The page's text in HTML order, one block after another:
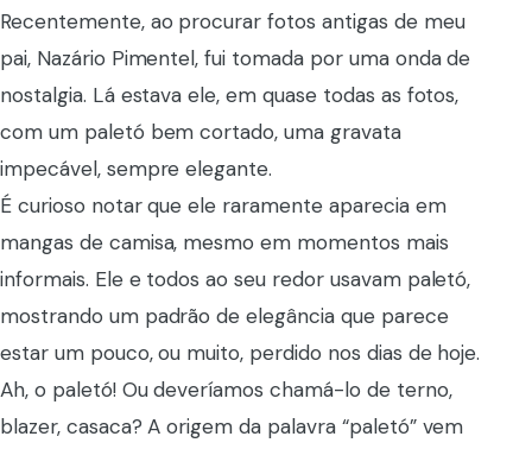
Recentemente, ao procurar fotos antigas de meu
pai, Nazário Pimentel, fui tomada por uma onda de
nostalgia. Lá estava ele, em quase todas as fotos,
com um paletó bem cortado, uma gravata
impecável, sempre elegante.
É curioso notar que ele raramente aparecia em
mangas de camisa, mesmo em momentos mais
informais. Ele e todos ao seu redor usavam paletó,
mostrando um padrão de elegância que parece
estar um pouco, ou muito, perdido nos dias de hoje.
Ah, o paletó! Ou deveríamos chamá-lo de terno,
blazer, casaca? A origem da palavra “paletó” vem